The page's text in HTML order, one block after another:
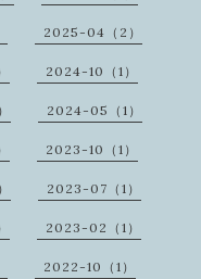
2025-04（2）
2024-10（1）
2024-05（1）
2023-10（1）
2023-07（1）
2023-02（1）
2022-10（1）